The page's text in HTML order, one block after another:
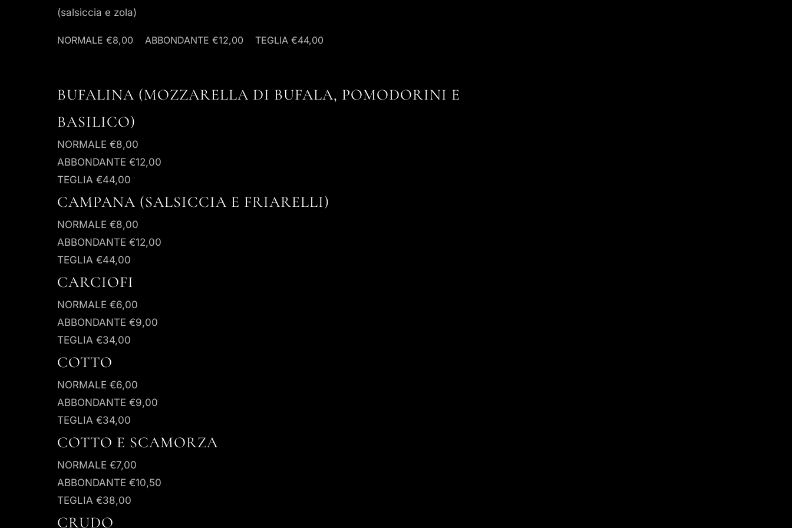
PRENOTA UN TAVOLO
(salsiccia e zola)
NORMALE €8,00 ABBONDANTE €12,00 TEGLIA €44,00
BUFALINA (MOZZARELLA DI BUFALA, POMODORINI E
BASILICO)
NORMALE €8,00
ABBONDANTE €12,00
TEGLIA €44,00
CAMPANA (SALSICCIA E FRIARELLI)
NORMALE €8,00
ABBONDANTE €12,00
TEGLIA €44,00
CARCIOFI
NORMALE €6,00
ABBONDANTE €9,00
TEGLIA €34,00
COTTO
NORMALE €6,00
ABBONDANTE €9,00
TEGLIA €34,00
COTTO E SCAMORZA
NORMALE €7,00
ABBONDANTE €10,50
TEGLIA €38,00
CRUDO